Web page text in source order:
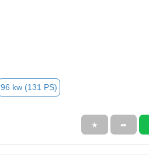
96 kw (131 PS)
★ ➦